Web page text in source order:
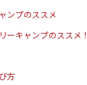
ンプのススメ
ーキャンプのススメ！
方